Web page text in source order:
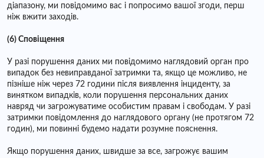
діапазону, ми повідомимо вас і попросимо вашої згоди, перш
ніж вжити заходів.
(6) Сповіщення
У разі порушення даних ми повідомимо наглядовий орган про
випадок без невиправданої затримки та, якщо це можливо, не
пізніше ніж через 72 години після виявлення інциденту, за
винятком випадків, коли порушення персональних даних
навряд чи загрожуватиме особистим правам і свободам. У разі
затримки повідомлення до наглядового органу (не протягом 72
годин), ми повинні будемо надати розумне пояснення.
Якщо порушення даних, швидше за все, загрожує вашим